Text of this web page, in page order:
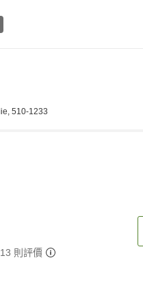
510-1233
則評價